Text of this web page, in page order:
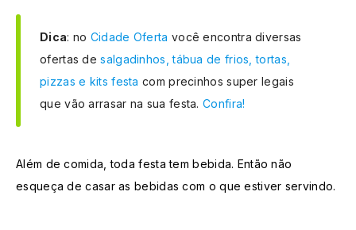
Dica: no Cidade Oferta você encontra diversas
ofertas desalgadinhos, tábua de frios, tortas,
pizzas e kits festa com precinhos super legais
que vão arrasar na sua festa.Confira!
Além de comida, toda festa tem bebida. Então não
esqueça de casar as bebidas com o que estiver servindo.